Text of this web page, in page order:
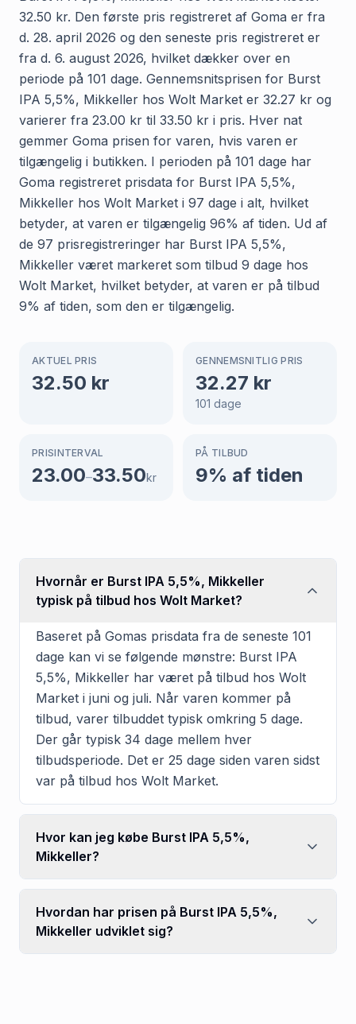
32.50 kr. Den første pris registreret af Goma er fra
d. 28. april 2026 og den seneste pris registreret er
fra d. 6. august 2026, hvilket dækker over en
periode på 101 dage. Gennemsnitsprisen for Burst
IPA 5,5%, Mikkeller hos Wolt Market er 32.27 kr og
varierer fra 23.00 kr til 33.50 kr i pris. Hver nat
gemmer Goma prisen for varen, hvis varen er
tilgængelig i butikken. I perioden på 101 dage har
Goma registreret prisdata for Burst IPA 5,5%,
Mikkeller hos Wolt Market i 97 dage i alt, hvilket
betyder, at varen er tilgængelig 96% af tiden. Ud af
de 97 prisregistreringer har Burst IPA 5,5%,
Mikkeller været markeret som tilbud 9 dage hos
Wolt Market, hvilket betyder, at varen er på tilbud
9% af tiden, som den er tilgængelig.
AKTUEL PRIS
32.50 kr
GENNEMSNITLIG PRIS
32.27 kr
101 dage
PRISINTERVAL
23.00–33.50kr
PÅ TILBUD
9% af tiden
Hvornår er Burst IPA 5,5%, Mikkeller
typisk på tilbud hos Wolt Market?
Baseret på Gomas prisdata fra de seneste 101
dage kan vi se følgende mønstre: Burst IPA
5,5%, Mikkeller har været på tilbud hos Wolt
Market i juni og juli. Når varen kommer på
tilbud, varer tilbuddet typisk omkring 5 dage.
Der går typisk 34 dage mellem hver
tilbudsperiode. Det er 25 dage siden varen sidst
var på tilbud hos Wolt Market.
Hvor kan jeg købe Burst IPA 5,5%,
Mikkeller?
Hvordan har prisen på Burst IPA 5,5%,
Mikkeller udviklet sig?